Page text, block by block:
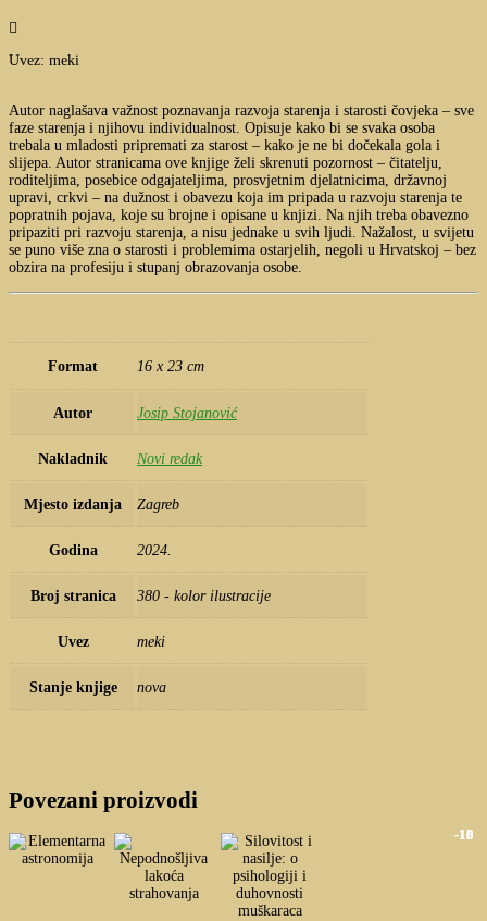

Uvez: meki
Autor naglašava važnost poznavanja razvoja starenja i starosti čovjeka – sve
faze starenja i njihovu individualnost. Opisuje kako bi se svaka osoba
trebala u mladosti pripremati za starost – kako je ne bi dočekala gola i
slijepa. Autor stranicama ove knjige želi skrenuti pozornost – čitatelju,
roditeljima, posebice odgajateljima, prosvjetnim djelatnicima, državnoj
upravi, crkvi – na dužnost i obavezu koja im pripada u razvoju starenja te
popratnih pojava, koje su brojne i opisane u knjizi. Na njih treba obavezno
pripaziti pri razvoju starenja, a nisu jednake u svih ljudi. Nažalost, u svijetu
se puno više zna o starosti i problemima ostarjelih, negoli u Hrvatskoj – bez
obzira na profesiju i stupanj obrazovanja osobe.
Format 16 x 23 cm
Autor Josip Stojanović
Nakladnik Novi redak
Mjesto izdanja Zagreb
Godina 2024.
Broj stranica 380 - kolor ilustracije
Uvez meki
Stanje knjige nova
Povezani proizvodi
-10
-13
-10